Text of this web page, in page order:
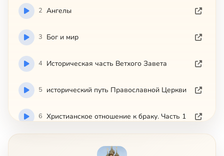
2 Ангелы
3 Бог и мир
4 Историческая часть Ветхого Завета
5 исторический путь Православной Церкви
6 Христианское отношение к браку. Часть 1